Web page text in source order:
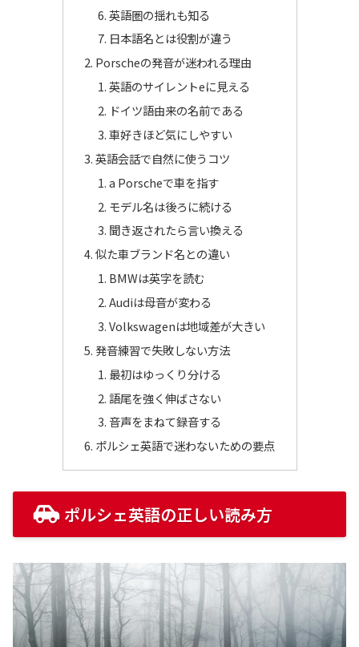
英語圏の揺れも知る
日本語名とは役割が違う
Porscheの発音が迷われる理由
英語のサイレントeに見える
ドイツ語由来の名前である
車好きほど気にしやすい
英語会話で自然に使うコツ
a Porscheで車を指す
モデル名は後ろに続ける
聞き返されたら言い換える
似た車ブランド名との違い
BMWは英字を読む
Audiは母音が変わる
Volkswagenは地域差が大きい
発音練習で失敗しない方法
最初はゆっくり分ける
語尾を強く伸ばさない
音声をまねて録音する
ポルシェ英語で迷わないための要点
ポルシェ英語の正しい読み方